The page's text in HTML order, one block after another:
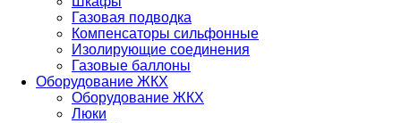
Газовая подводка
Компенсаторы сильфонные
Изолирующие соединения
Газовые баллоны
Оборудование ЖКХ
Оборудование ЖКХ
Люки